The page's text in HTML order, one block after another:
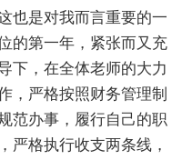
是对我而言重要的一
的第一年，紧张而又充
下，在全体老师的大力
，严格按照财务管理制
范办事，履行自己的职
严格执行收支两条线，